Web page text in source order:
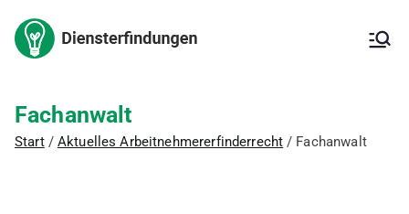
Inhalt
springen
Arbeitnehm
– Kanzlei
Arbeitnehmererfinderrech
Inanspruchnahme der
Fachanwalt
Start Aktuelles Arbeitnehmererfinderrecht Fachanwalt